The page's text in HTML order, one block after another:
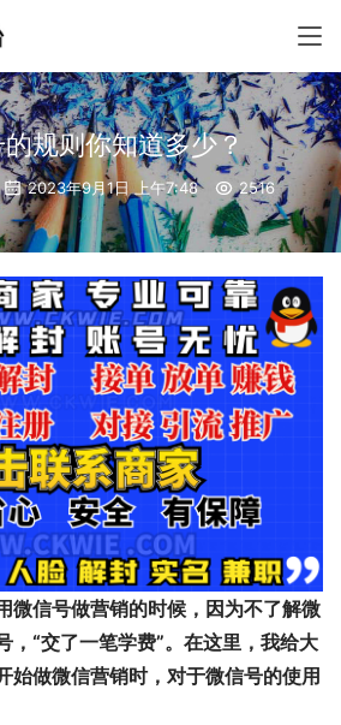
规则你知道多少？
2023年9月1日 上午7:48 2516
微信号做营销的时候，因为不了解微
，“交了一笔学费”。在这里，我给大
始做微信营销时，对于微信号的使用